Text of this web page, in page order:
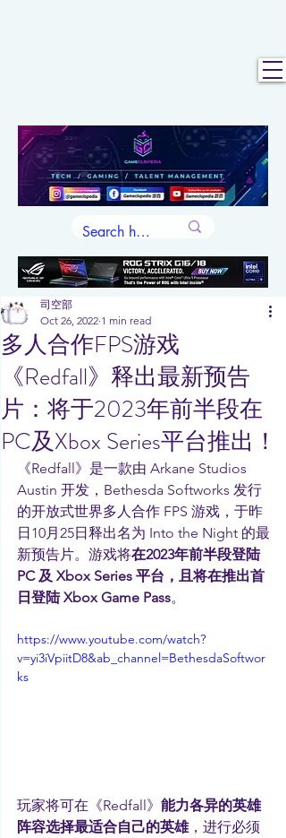
多人合作FPS游戏
《Redfall》释出最新预告
片：将于2023年前半段在
PC及Xbox Series平台推出！
司空部
Oct 26, 2022 1 min read
《Redfall》是一款由 Arkane Studios
Austin 开发，Bethesda Softworks 发行
的开放式世界多人合作 FPS 游戏，于昨
日10月25日释出名为 Into the Night 的最
新预告片。游戏将在2023年前半段登陆
PC 及 Xbox Series 平台，且将在推出首
日登陆 Xbox Game Pass。
https://www.youtube.com/watch?
v=yi3iVpiitD8&ab_channel=BethesdaSoftwor
ks
玩家将可在《Redfall》 能力各异的英雄
阵容选择最适合自己的英雄，进行必须